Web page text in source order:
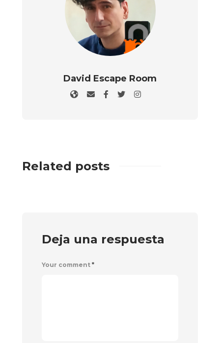
David Escape Room
Related posts
Deja una respuesta
Your comment *